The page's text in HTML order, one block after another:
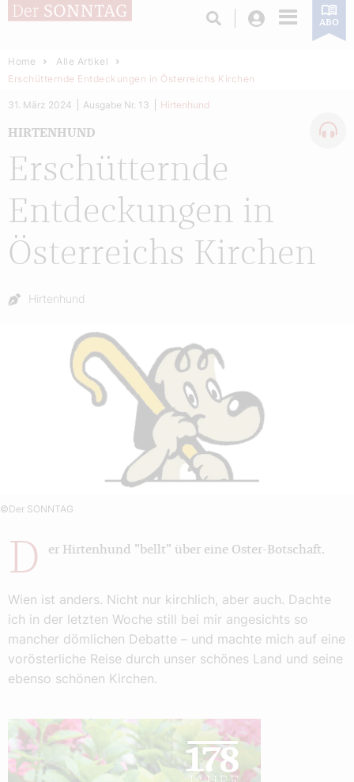
Login ABO
Home
Alle Artikel
Erschütternde Entdeckungen in Österreichs Kirchen
Erschütternde
Entdeckungen in
Österreichs Kirchen
HIRTENHUND
31. März 2024 Ausgabe Nr. 13 Hirtenhund
Autor:
Hirtenhund
©Der SONNTAG
D er Hirtenhund "bellt" über eine Oster-Botschaft.
Wien ist anders. Nicht nur kirchlich, aber auch. Dachte
ich in der letzten Woche still bei mir angesichts so
mancher dömlichen Debatte – und machte mich auf eine
vorösterliche Reise durch unser schönes Land und seine
ebenso schönen Kirchen.